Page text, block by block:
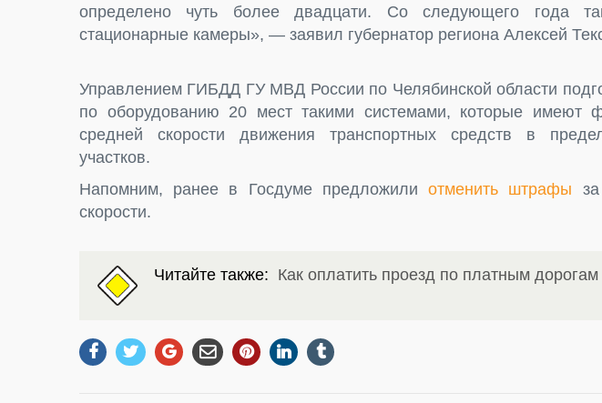
определено чуть более двадцати. Со следующего года
стационарные камеры», — заявил губернатор региона Алексей
Управлением ГИБДД ГУ МВД России по Челябинской области
по оборудованию 20 мест такими системами, которые имеют
средней скорости движения транспортных средств в
участков.
Напомним, ранее в Госдуме предложилиотменить штрафы
скорости.
Читайте также: Как оплатить проезд по платным